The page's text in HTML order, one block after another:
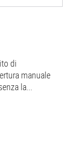
di
manuale
la...